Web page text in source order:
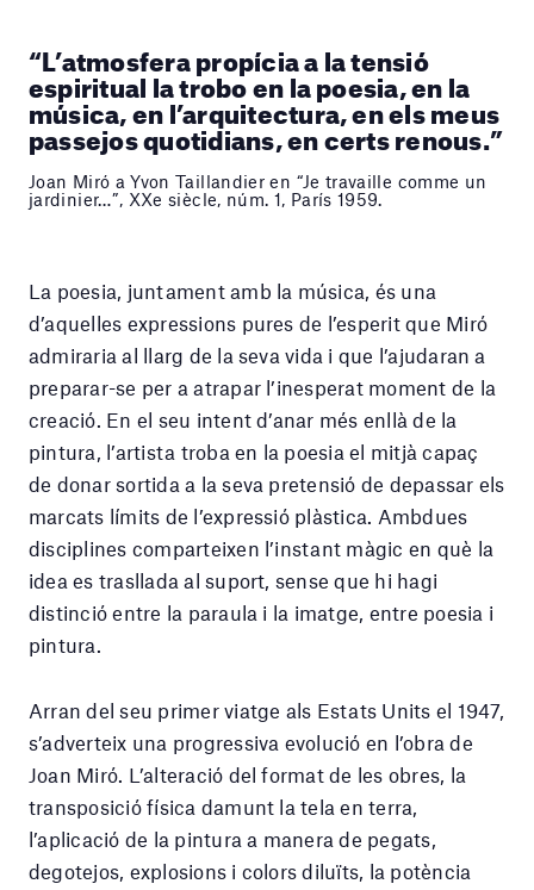
“L’atmosfera propícia a la tensió
espiritual la trobo en la poesia, en la
música, en l’arquitectura, en els meus
passejos quotidians, en certs renous.”
Joan Miró a Yvon Taillandier en “Je travaille comme un
jardinier…”, XXe siècle, núm. 1, París 1959.
La poesia, juntament amb la música, és una
d’aquelles expressions pures de l’esperit que Miró
admiraria al llarg de la seva vida i que l’ajudaran a
preparar-se per a atrapar l’inesperat moment de la
creació. En el seu intent d’anar més enllà de la
pintura, l’artista troba en la poesia el mitjà capaç
de donar sortida a la seva pretensió de depassar els
marcats límits de l’expressió plàstica. Ambdues
disciplines comparteixen l’instant màgic en què la
idea es trasllada al suport, sense que hi hagi
distinció entre la paraula i la imatge, entre poesia i
pintura.
Arran del seu primer viatge als Estats Units el 1947,
s’adverteix una progressiva evolució en l’obra de
Joan Miró. L’alteració del format de les obres, la
transposició física damunt la tela en terra,
l’aplicació de la pintura a manera de pegats,
degotejos, explosions i colors diluïts, la potència